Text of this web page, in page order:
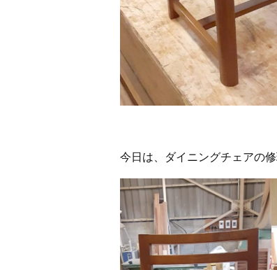
今日は、ダイニングチェアの